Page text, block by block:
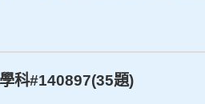
科#140897(35題)